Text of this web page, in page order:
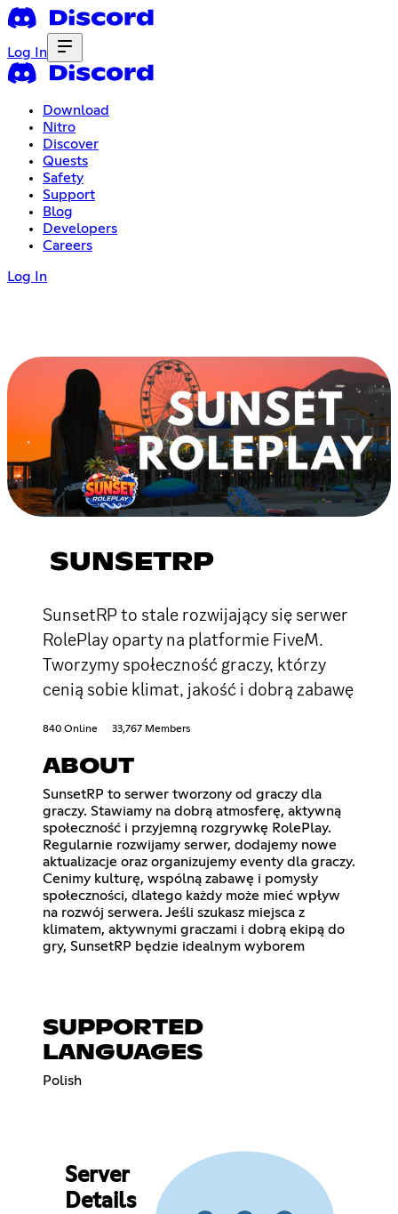
Log In
Download
Nitro
Discover
Quests
Safety
Support
Blog
Developers
Careers
Log In
SUNSETRP
SunsetRP to stale rozwijający się serwer
RolePlay oparty na platformie FiveM.
Tworzymy społeczność graczy, którzy
cenią sobie klimat, jakość i dobrą zabawę
840 Online 33,767 Members
ABOUT
SunsetRP to serwer tworzony od graczy dla
graczy. Stawiamy na dobrą atmosferę, aktywną
społeczność i przyjemną rozgrywkę RolePlay.
Regularnie rozwijamy serwer, dodajemy nowe
aktualizacje oraz organizujemy eventy dla graczy.
Cenimy kulturę, wspólną zabawę i pomysły
społeczności, dlatego każdy może mieć wpływ
na rozwój serwera. Jeśli szukasz miejsca z
klimatem, aktywnymi graczami i dobrą ekipą do
gry, SunsetRP będzie idealnym wyborem
SUPPORTED
LANGUAGES
Polish
Server
Details